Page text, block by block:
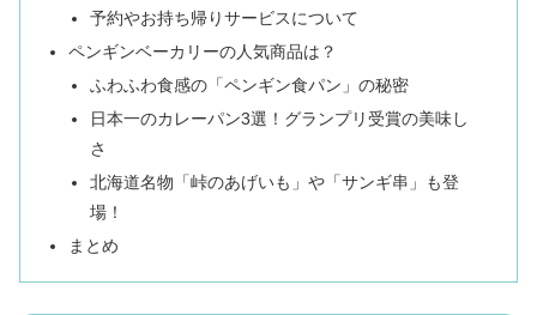
予約やお持ち帰りサービスについて
ペンギンベーカリーの人気商品は？
ふわふわ食感の「ペンギン食パン」の秘密
日本一のカレーパン3選！グランプリ受賞の美味し
さ
北海道名物「峠のあげいも」や「サンギ串」も登
場！
まとめ